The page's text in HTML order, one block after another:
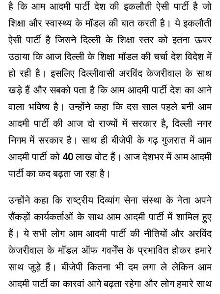
है कि आम आदमी पार्टी देश की इकलौती ऐसी पार्टी है जो
शिक्षा और स्वास्थ्य के मॉडल की बात करती है। ये इकलौती
ऐसी पार्टी है जिसने दिल्ली के शिक्षा स्तर को इतना ऊपर
उठाया कि आज दिल्ली के शिक्षा मॉडल की चर्चा देश विदेश में
हो रही है। इसलिए दिल्लीवासी अरविंद केजरीवाल के साथ
खड़े हैं और सबको पता है कि आम आदमी पार्टी देश का आने
वाला भविष्य है। उन्होंने कहा कि दस साल पहले बनी आम
आदमी पार्टी की आज दो राज्यों में सरकार है, दिल्ली नगर
निगम में सरकार है। साथ ही बीजेपी के गढ़ गुजरात में आम
आदमी पार्टी को 40 लाख वोट हैं। आज देशभर में आम आदमी
पार्टी का कद बढ़ता जा रहा है।
उन्होंने कहा कि राष्ट्रीय दिव्यांग सेना संस्था के नेता अपने
सैंकड़ों कार्यकर्ताओं के साथ आम आदमी पार्टी में शामिल हुए
हैं। ये सभी लोग आम आदमी पार्टी की नीतियों और अरविंद
केजरीवाल के मॉडल ऑफ गवर्नेंस के प्रभावित होकर हमारे
साथ जुड़े हैं। बीजेपी कितना भी दम लगा ले लेकिन आम
आदमी पार्टी का कारवां आगे बढ़ता रहेगा और लोग हमारे साथ